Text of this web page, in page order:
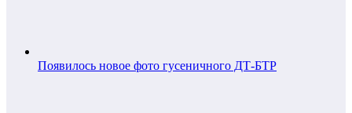
Появилось новое фото гусеничного ДТ-БТР